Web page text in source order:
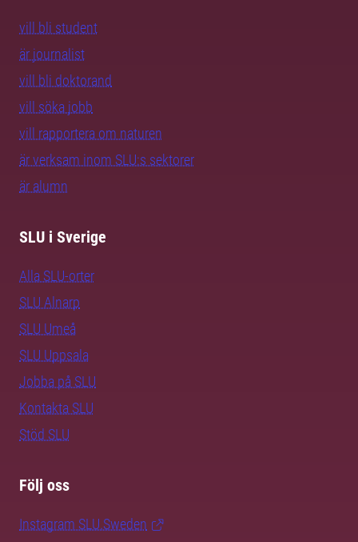
vill bli student
är journalist
vill bli doktorand
vill söka jobb
vill rapportera om naturen
är verksam inom SLU:s sektorer
är alumn
SLU i Sverige
Alla SLU-orter
SLU Alnarp
SLU Umeå
SLU Uppsala
Jobba på SLU
Kontakta SLU
Stöd SLU
Följ oss
Instagram SLU.Sweden